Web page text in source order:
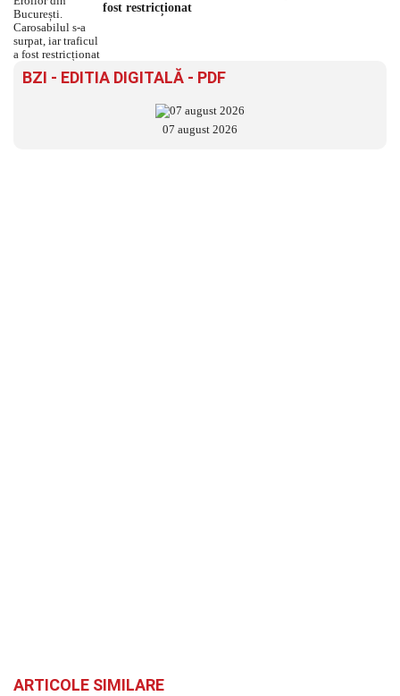
fost restricționat
BZI - EDITIA DIGITALĂ - PDF
07 august 2026
ARTICOLE SIMILARE